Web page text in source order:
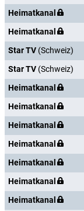
Heimatkanal
Heimatkanal
Star TV (Schweiz)
Star TV (Schweiz)
Heimatkanal
Heimatkanal
Heimatkanal
Heimatkanal
Heimatkanal
Heimatkanal
Heimatkanal